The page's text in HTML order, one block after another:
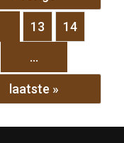
13 14
…
laatste »